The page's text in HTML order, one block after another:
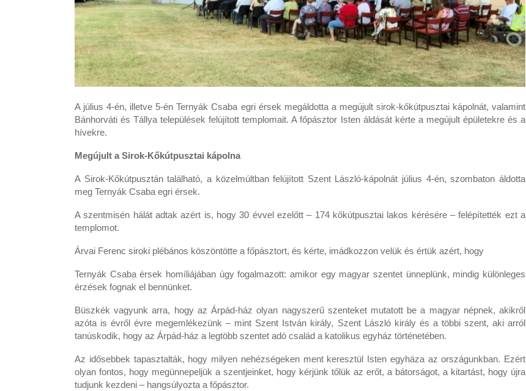
A július 4-én, illetve 5-én Ternyák Csaba egri érsek megáldotta a megújult sirok-kőkútpusztai kápolnát, valamint
Bánhorváti és Tállya települések felújított templomait. A főpásztor Isten áldását kérte a megújult épületekre és a
hívekre.
Megújult a Sirok-Kőkútpusztai kápolna
A Sirok-Kőkútpusztán található, a közelmúltban felújított Szent László-kápolnát július 4-én, szombaton áldotta
meg Ternyák Csaba egri érsek.
A szentmisén hálát adtak azért is, hogy 30 évvel ezelőtt – 174 kőkútpusztai lakos kérésére – felépítették ezt a
templomot.
Árvai Ferenc siroki plébános köszöntötte a főpásztort, és kérte, imádkozzon velük és értük azért, hogy
Ternyák Csaba érsek homíliájában úgy fogalmazott: amikor egy magyar szentet ünneplünk, mindig különleges
érzések fognak el bennünket.
Büszkék vagyunk arra, hogy az Árpád-ház olyan nagyszerű szenteket mutatott be a magyar népnek, akikről
azóta is évről évre megemlékezünk – mint Szent István király, Szent László király és a többi szent, aki arról
tanúskodik, hogy az Árpád-ház a legtöbb szentet adó család a katolikus egyház történetében.
Az idősebbek tapasztalták, hogy milyen nehézségeken ment keresztül Isten egyháza az országunkban. Ezért
olyan fontos, hogy megünnepeljük a szentjeinket, hogy kérjünk tőlük az erőt, a bátorságot, a kitartást, hogy újra
tudjunk kezdeni – hangsúlyozta a főpásztor.